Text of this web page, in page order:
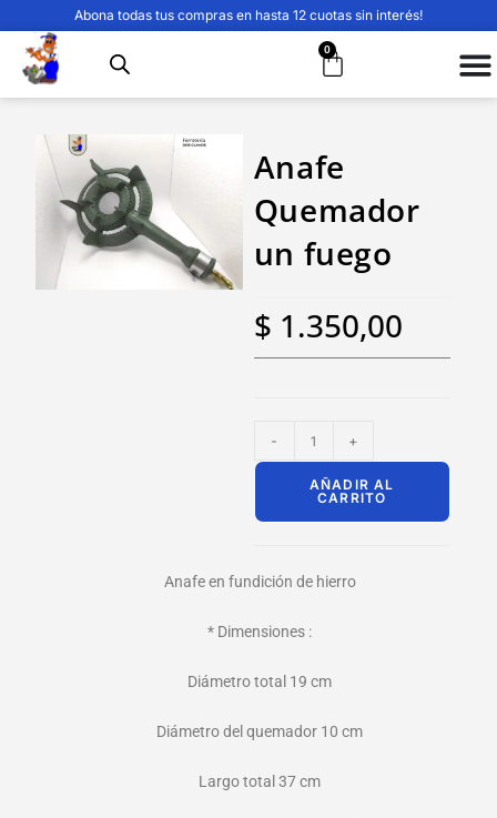
Abona todas tus compras en hasta 12 cuotas sin interés!
0
Anafe
Quemador
un fuego
$ 1.350,00
- +
AÑADIR AL
CARRITO
Anafe en fundición de hierro
* Dimensiones :
Diámetro total 19 cm
Diámetro del quemador 10 cm
Largo total 37 cm